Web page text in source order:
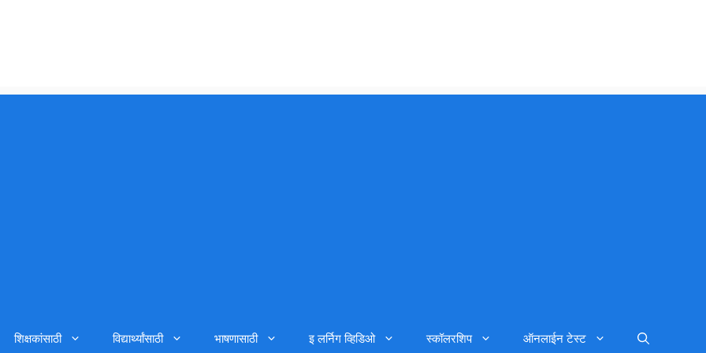
शिक्षकांसाठी विद्यार्थ्यांसाठी भाषणासाठी इ लर्निग व्हिडिओ स्कॉलरशिप ऑनलाईन टेस्ट